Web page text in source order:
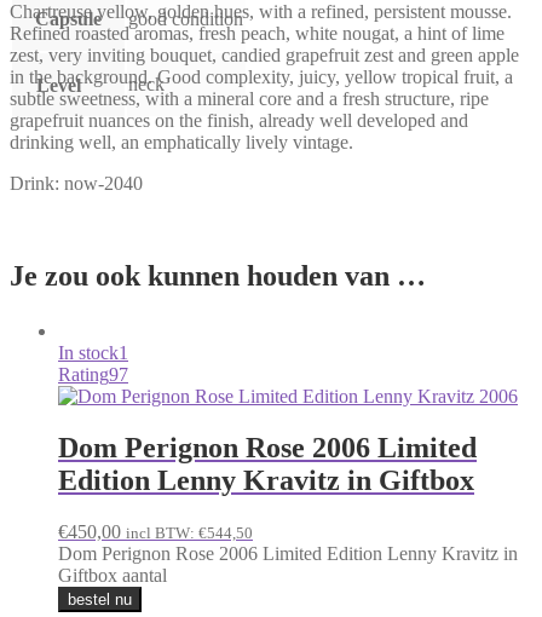
Capsule good condition
Level neck
Chartreuse yellow, golden hues, with a refined, persistent mousse.
Refined roasted aromas, fresh peach, white nougat, a hint of lime
zest, very inviting bouquet, candied grapefruit zest and green apple
in the background. Good complexity, juicy, yellow tropical fruit, a
subtle sweetness, with a mineral core and a fresh structure, ripe
grapefruit nuances on the finish, already well developed and
drinking well, an emphatically lively vintage.
Drink: now-2040
Je zou ook kunnen houden van …
In stock1
Rating97
Dom Perignon Rose 2006 Limited
Edition Lenny Kravitz in Giftbox
€450,00 incl BTW: €544,50
Dom Perignon Rose 2006 Limited Edition Lenny Kravitz in
Giftbox aantal
bestel nu